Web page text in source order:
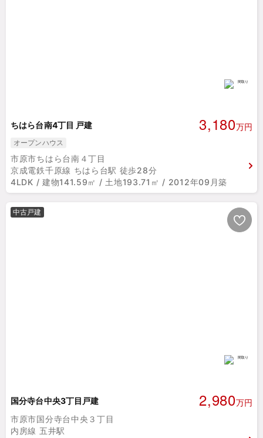
ちはら台南4丁目 戸建 3,180万円
オープンハウス
市原市ちはら台南４丁目
京成電鉄千原線 ちはら台駅 徒歩28分
4LDK / 建物141.59㎡ / 土地193.71㎡ / 2012年09月築
中古戸建
国分寺台中央3丁目戸建 2,980万円
市原市国分寺台中央３丁目
内房線 五井駅